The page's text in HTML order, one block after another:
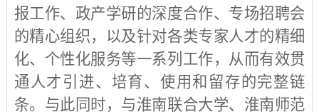
报工作、政产学研的深度合作、专场招聘会
的精心组织，以及针对各类专家人才的精细
化、个性化服务等一系列工作，从而有效贯
通人才引进、培育、使用和留存的完整链
条。与此同时，与淮南联合大学、淮南师范